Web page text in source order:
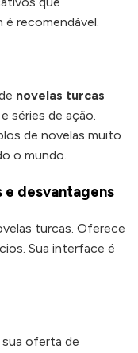
recomendável.
novelas turcas
séries de ação.
de novelas muito
o mundo.
desvantagens
turcas. Oferece
Sua interface é
sua oferta de